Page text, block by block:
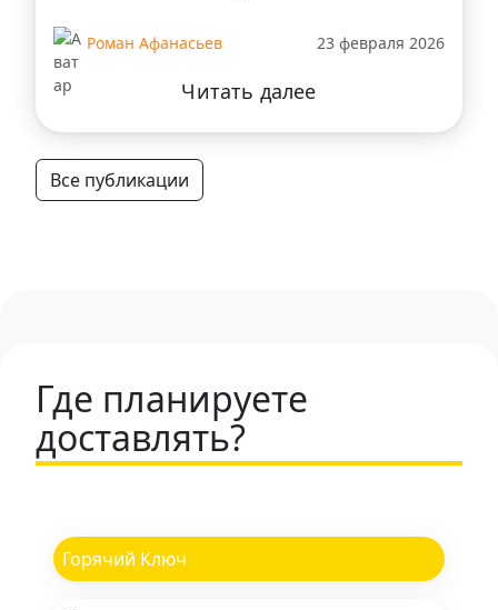
Роман Афанасьев 23 февраля 2026
Читать далее
Все публикации
Где планируете
доставлять?
Горячий Ключ